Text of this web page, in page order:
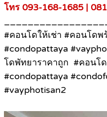
โทร 093-168-1685 |
#คอนโดให้เช่า #คอนโดพ
#condopattaya
โดพัทยาราคาถูก #คอนโ
#condopattaya
#vayphotisan2